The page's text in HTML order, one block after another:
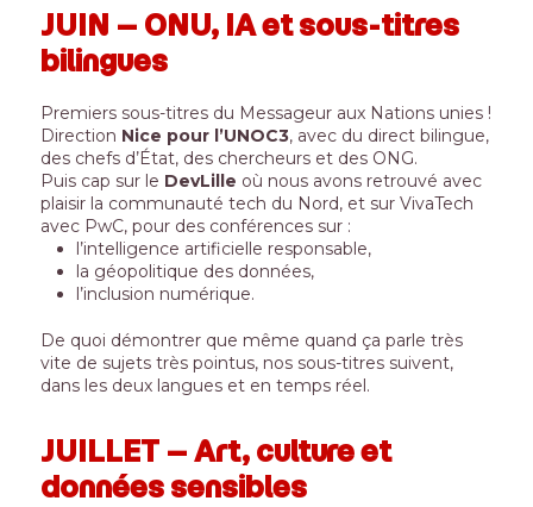
JUIN – ONU, IA et sous-titres
bilingues
Premiers sous-titres du Messageur aux Nations unies !
Direction Nice pour l’UNOC3, avec du direct bilingue,
des chefs d’État, des chercheurs et des ONG.
Puis cap sur le DevLille où nous avons retrouvé avec
plaisir la communauté tech du Nord, et sur VivaTech
avec PwC, pour des conférences sur :
l’intelligence artificielle responsable,
la géopolitique des données,
l’inclusion numérique.
De quoi démontrer que même quand ça parle très
vite de sujets très pointus, nos sous-titres suivent,
dans les deux langues et en temps réel.
JUILLET – Art, culture et
données sensibles